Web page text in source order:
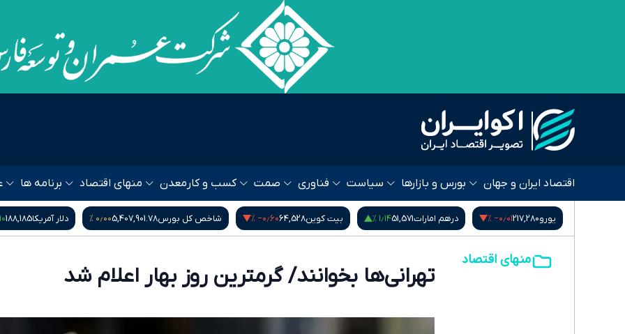
اقتصاد ایران و جهان بورس و بازارها سیاست فناوری صمت کسب و کار معدن منهای اقتصاد برنامه ها
‎−۰٫۰۱ % درهم امارات 51,571۱٫۱۴ % بیت کوین 64,528‎−۰٫۶۰ % شاخص کل بورس5,407,901.78۰٫۰۰ % دلار آمریکا 188,185۰٫۱۰ % گرم
منهای اقتصاد
تهرانی‌ها بخوانند/ گرمترین روز بهار اعلام شد